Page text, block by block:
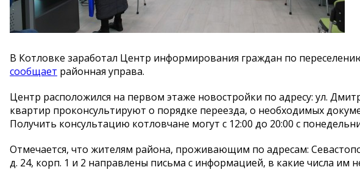
В Котловке заработал Центр информирования граждан по
сообщает районная управа.
Центр расположился на первом этаже новостройки по адресу: ул.
квартир проконсультируют о порядке переезда, о необходимых
Получить консультацию котловчане могут с 12:00 до 20:00 с
Отмечается, что жителям района, проживающим по адресам:
д. 24, корп. 1 и 2 направлены письма с информацией, в какие числа им